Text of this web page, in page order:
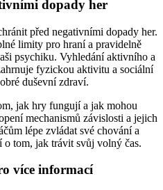
dopady her
před negativními dopady her.
limity pro hraní a pravidelně
psychiku. Vyhledání aktivního a
fyzickou aktivitu a sociální
duševní zdraví.
jak hry fungují a jak mohou
mechanismů závislosti a jejich
lépe zvládat své chování a
tom, jak trávit svůj volný čas.
více informací